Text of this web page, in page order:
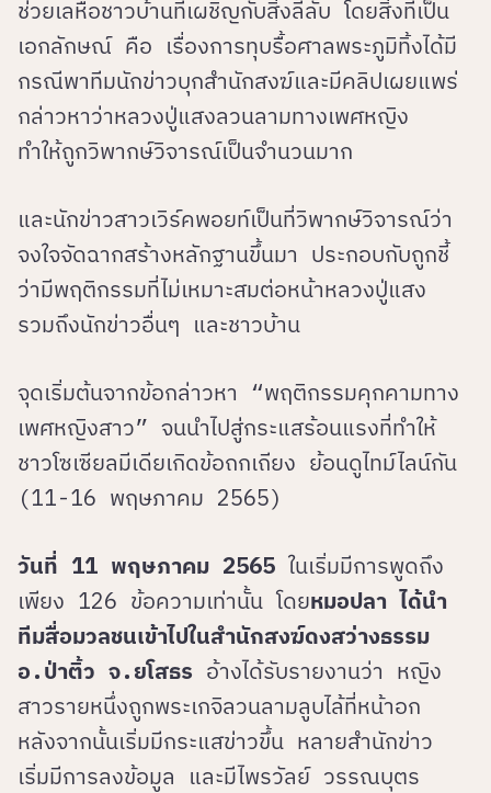
ช่วยเลหือชาวบ้านที่เผชิญกับสิ่งลี้ลับ โดยสิ่งที่เป็น
เอกลักษณ์ คือ เรื่องการทุบรื้อศาลพระภูมิทิ้งได้มี
กรณีพาทีมนักข่าวบุกสำนักสงฆ์และมีคลิปเผยแพร่
กล่าวหาว่าหลวงปู่แสงลวนลามทางเพศหญิง
ทำให้ถูกวิพากษ์วิจารณ์เป็นจำนวนมาก
และนักข่าวสาวเวิร์คพอยท์เป็นที่วิพากษ์วิจารณ์ว่า
จงใจจัดฉากสร้างหลักฐานขึ้นมา ประกอบกับถูกชี้
ว่ามีพฤติกรรมที่ไม่เหมาะสมต่อหน้าหลวงปู่แสง
รวมถึงนักข่าวอื่นๆ และชาวบ้าน
จุดเริ่มต้นจากข้อกล่าวหา “พฤติกรรมคุกคามทาง
เพศหญิงสาว” จนนำไปสู่กระแสร้อนแรงที่ทำให้
ชาวโซเซียลมีเดียเกิดข้อถกเถียง ย้อนดูไทม์ไลน์กัน
(11-16 พฤษภาคม 2565)
วันที่ 11 พฤษภาคม 2565 ในเริ่มมีการพูดถึง
เพียง 126 ข้อความเท่านั้น โดยหมอปลา ได้นำ
ทีมสื่อมวลชนเข้าไปในสำนักสงฆ์ดงสว่างธรรม
อ.ป่าติ้ว จ.ยโสธร อ้างได้รับรายงานว่า หญิง
สาวรายหนึ่งถูกพระเกจิลวนลามลูบไล้ที่หน้าอก
หลังจากนั้นเริ่มมีกระแสข่าวขึ้น หลายสำนักข่าว
เริ่มมีการลงข้อมูล และมีไพรวัลย์ วรรณบุตร